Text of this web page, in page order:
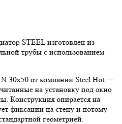
STEEL изготовлен из
трубы с использованием
30х50 от компании Steel Hot —
на установку под окно
Конструкция опирается на
фиксации на стену и потому
геометрией.